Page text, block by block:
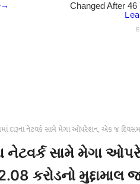
દારૂના નેટવર્ક સામે મેગા ઓપરેશન, એક જ
નેટવર્ક સામે મેગા
કરોડનો મુદ્દામાલ